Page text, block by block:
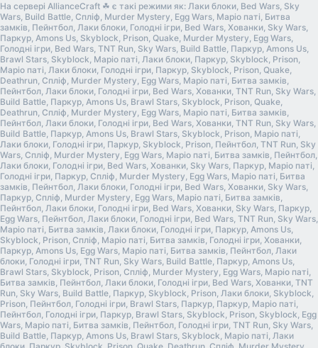
На сервері AllianceCraft ☘ є такі режими як: Лаки блоки, Bed Wars, Sky
Wars, Build Battle, Спліф, Murder Mystery, Egg Wars, Маріо паті, Битва
замків, Пейнтбол, Лаки блоки, Голодні ігри, Bed Wars, Хованки, Sky Wars,
Паркур, Amons Us, Skyblock, Prison, Quake, Murder Mystery, Egg Wars,
Голодні ігри, Bed Wars, TNT Run, Sky Wars, Build Battle, Паркур, Amons Us,
Brawl Stars, Skyblock, Маріо паті, Лаки блоки, Паркур, Skyblock, Prison,
Маріо паті, Лаки блоки, Голодні ігри, Паркур, Skyblock, Prison, Quake,
Deathrun, Спліф, Murder Mystery, Egg Wars, Маріо паті, Битва замків,
Пейнтбол, Лаки блоки, Голодні ігри, Bed Wars, Хованки, TNT Run, Sky Wars,
Build Battle, Паркур, Amons Us, Brawl Stars, Skyblock, Prison, Quake,
Deathrun, Спліф, Murder Mystery, Egg Wars, Маріо паті, Битва замків,
Пейнтбол, Лаки блоки, Голодні ігри, Bed Wars, Хованки, TNT Run, Sky Wars,
Build Battle, Паркур, Amons Us, Brawl Stars, Skyblock, Prison, Маріо паті,
Лаки блоки, Голодні ігри, Паркур, Skyblock, Prison, Пейнтбол, TNT Run, Sky
Wars, Спліф, Murder Mystery, Egg Wars, Маріо паті, Битва замків, Пейнтбол,
Лаки блоки, Голодні ігри, Bed Wars, Хованки, Sky Wars, Паркур, Маріо паті,
Голодні ігри, Паркур, Спліф, Murder Mystery, Egg Wars, Маріо паті, Битва
замків, Пейнтбол, Лаки блоки, Голодні ігри, Bed Wars, Хованки, Sky Wars,
Паркур, Спліф, Murder Mystery, Egg Wars, Маріо паті, Битва замків,
Пейнтбол, Лаки блоки, Голодні ігри, Bed Wars, Хованки, Sky Wars, Паркур,
Egg Wars, Пейнтбол, Лаки блоки, Голодні ігри, Bed Wars, TNT Run, Sky Wars,
Маріо паті, Битва замків, Лаки блоки, Голодні ігри, Паркур, Amons Us,
Skyblock, Prison, Спліф, Маріо паті, Битва замків, Голодні ігри, Хованки,
Паркур, Amons Us, Egg Wars, Маріо паті, Битва замків, Пейнтбол, Лаки
блоки, Голодні ігри, TNT Run, Sky Wars, Build Battle, Паркур, Amons Us,
Brawl Stars, Skyblock, Prison, Спліф, Murder Mystery, Egg Wars, Маріо паті,
Битва замків, Пейнтбол, Лаки блоки, Голодні ігри, Bed Wars, Хованки, TNT
Run, Sky Wars, Build Battle, Паркур, Skyblock, Prison, Лаки блоки, Skyblock,
Prison, Пейнтбол, Голодні ігри, Brawl Stars, Паркур, Паркур, Маріо паті,
Пейнтбол, Голодні ігри, Паркур, Brawl Stars, Skyblock, Prison, Skyblock, Egg
Wars, Маріо паті, Битва замків, Пейнтбол, Голодні ігри, TNT Run, Sky Wars,
Build Battle, Паркур, Amons Us, Brawl Stars, Skyblock, Маріо паті, Лаки